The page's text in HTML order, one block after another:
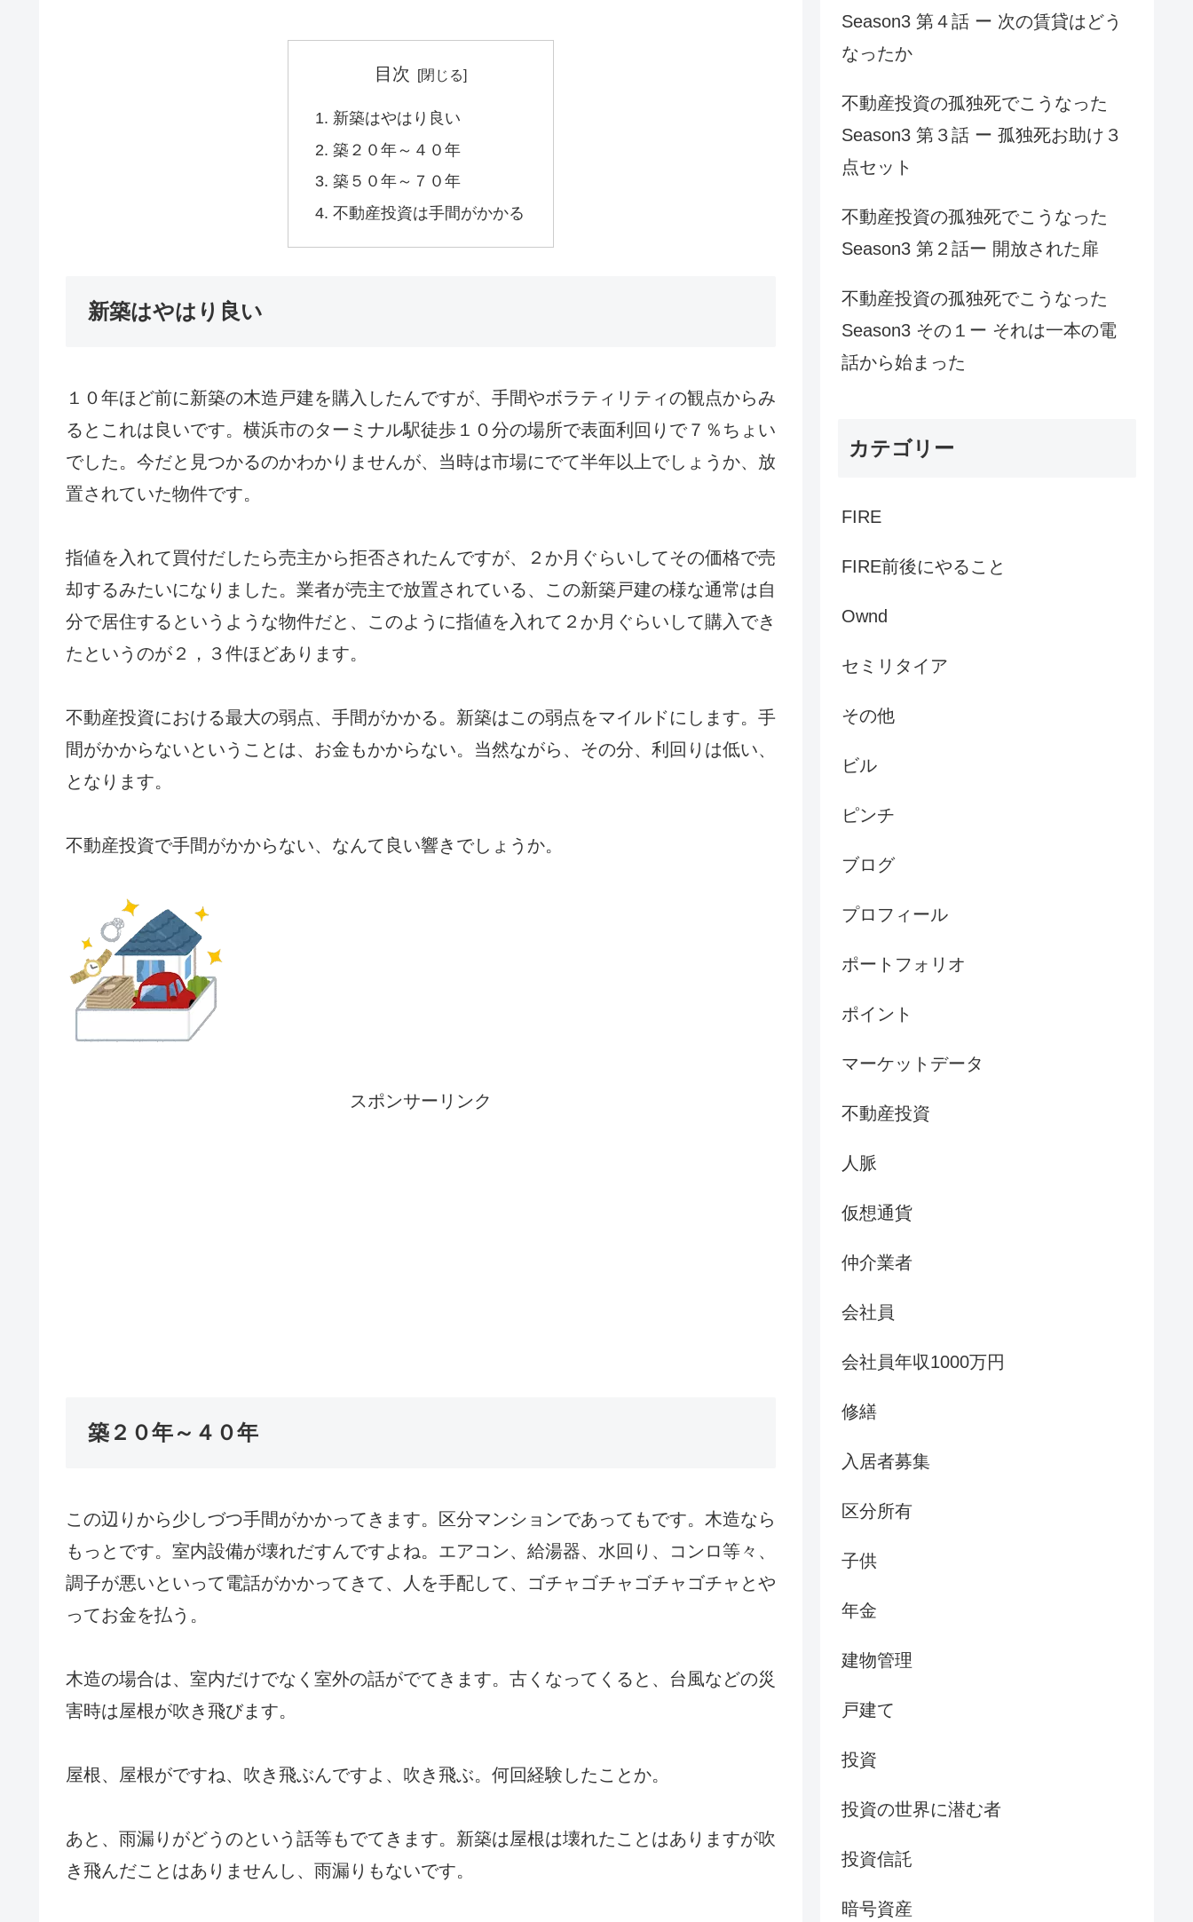
目次
新築はやはり良い
築２０年～４０年
築５０年～７０年
不動産投資は手間がかかる
新築はやはり良い
１０年ほど前に新築の木造戸建を購入したんですが、手間やボラティリティの観点からみ
るとこれは良いです。横浜市のターミナル駅徒歩１０分の場所で表面利回りで７％ちょい
でした。今だと見つかるのかわかりませんが、当時は市場にでて半年以上でしょうか、放
置されていた物件です。
指値を入れて買付だしたら売主から拒否されたんですが、２か月ぐらいしてその価格で売
却するみたいになりました。業者が売主で放置されている、この新築戸建の様な通常は自
分で居住するというような物件だと、このように指値を入れて２か月ぐらいして購入でき
たというのが２，３件ほどあります。
不動産投資における最大の弱点、手間がかかる。新築はこの弱点をマイルドにします。手
間がかからないということは、お金もかからない。当然ながら、その分、利回りは低い、
となります。
不動産投資で手間がかからない、なんて良い響きでしょうか。
スポンサーリンク
築２０年～４０年
この辺りから少しづつ手間がかかってきます。区分マンションであってもです。木造なら
もっとです。室内設備が壊れだすんですよね。エアコン、給湯器、水回り、コンロ等々、
調子が悪いといって電話がかかってきて、人を手配して、ゴチャゴチャゴチャゴチャとや
ってお金を払う。
木造の場合は、室内だけでなく室外の話がでてきます。古くなってくると、台風などの災
害時は屋根が吹き飛びます。
屋根、屋根がですね、吹き飛ぶんですよ、吹き飛ぶ。何回経験したことか。
あと、雨漏りがどうのという話等もでてきます。新築は屋根は壊れたことはありますが吹
き飛んだことはありませんし、雨漏りもないです。
Season3 第４話 ー 次の賃貸はどう
なったか
不動産投資の孤独死でこうなった
Season3 第３話 ー 孤独死お助け３
点セット
不動産投資の孤独死でこうなった
Season3 第２話ー 開放された扉
不動産投資の孤独死でこうなった
Season3 その１ー それは一本の電
話から始まった
カテゴリー
FIRE
FIRE前後にやること
Ownd
セミリタイア
その他
ビル
ピンチ
ブログ
プロフィール
ポートフォリオ
ポイント
マーケットデータ
不動産投資
人脈
仮想通貨
仲介業者
会社員
会社員年収1000万円
修繕
入居者募集
区分所有
子供
年金
建物管理
戸建て
投資
投資の世界に潜む者
投資信託
暗号資産